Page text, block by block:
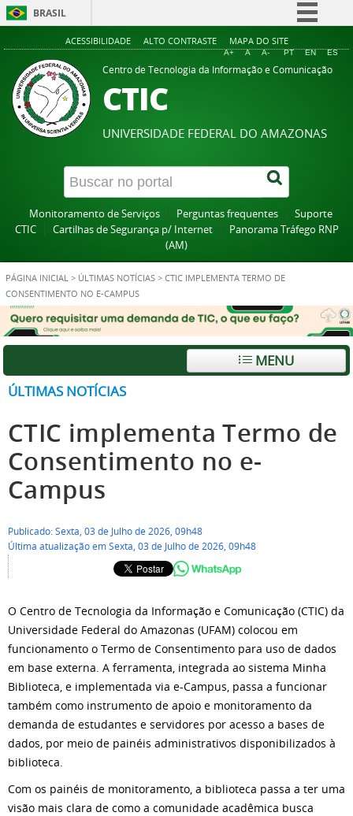
BRASIL
Simplifique!
Comunica BR
Legislação
Canais
ACESSIBILIDADE ALTO CONTRASTE MAPA DO SITE
A+ A A- PT EN ES
Centro de Tecnologia da Informação e Comunicação
CTIC
UNIVERSIDADE FEDERAL DO AMAZONAS
Monitoramento de Serviços Perguntas frequentes
Suporte
CTIC
Cartilhas de Segurança p/ Internet
Panorama Tráfego RNP
(AM)
PÁGINA INICIAL > ÚLTIMAS NOTÍCIAS > CTIC IMPLEMENTA TERMO DE
CONSENTIMENTO NO E-CAMPUS
MENU
ÚLTIMAS NOTÍCIAS
CTIC implementa Termo de
Consentimento no e-
Campus
Publicado: Sexta, 03 de Julho de 2026, 09h48
Última atualização em Sexta, 03 de Julho de 2026, 09h48
O Centro de Tecnologia da Informação e Comunicação (CTIC) da
Universidade Federal do Amazonas (UFAM) colocou em
funcionamento o Termo de Consentimento para uso de dados
em base externa. A ferramenta, integrada ao sistema Minha
Biblioteca, e implementada via e-Campus, passa a funcionar
também como instrumento de apoio e monitoramento da
demanda de estudantes e servidores por acesso a bases de
dados, por meio de painéis administrativos disponibilizados à
biblioteca.
Com os painéis de monitoramento, a biblioteca passa a ter uma
visão mais clara de como a comunidade acadêmica busca